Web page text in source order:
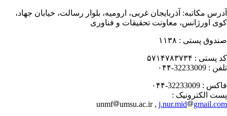
مکاتبه:آذربایجان غربی، ارومیه، بلوار رسالت، خیابان جهاد،
اورژانس، معاونت تحقیقات و فناوری
پستی : ۱۱۳۸
پستی : ۵۷۱۴۷۸۳۷۳۴
: 32233009-۰۴۴
: 32233009-۰۴۴
الکترونیک :
unmf
umsu.ac.ir ,j.nur.mid